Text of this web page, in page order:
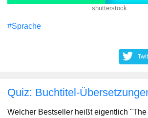
shutterstock
#Sprache
Quiz: Buchtitel-
Welcher Bestseller heißt eigentlich